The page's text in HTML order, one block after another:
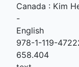
Canada : Kim
-
English
978-1-119-
658.404